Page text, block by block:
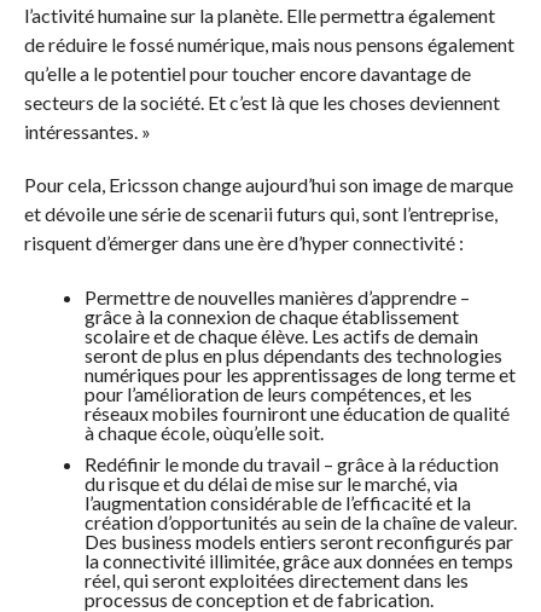
l’activité humaine sur la planète. Elle permettra également
de réduire le fossé numérique, mais nous pensons également
qu’elle a le potentiel pour toucher encore davantage de
secteurs de la société. Et c’est là que les choses deviennent
intéressantes. »
Pour cela, Ericsson change aujourd’hui son image de marque
et dévoile une série de scenarii futurs qui, sont l’entreprise,
risquent d’émerger dans une ère d’hyper connectivité :
Permettre de nouvelles manières d’apprendre –
grâce à la connexion de chaque établissement
scolaire et de chaque élève. Les actifs de demain
seront de plus en plus dépendants des technologies
numériques pour les apprentissages de long terme et
pour l’amélioration de leurs compétences, et les
réseaux mobiles fourniront une éducation de qualité
à chaque école, oùqu’elle soit.
Redéfinir le monde du travail – grâce à la réduction
du risque et du délai de mise sur le marché, via
l’augmentation considérable de l’efficacité et la
création d’opportunités au sein de la chaîne de valeur.
Des business models entiers seront reconfigurés par
la connectivité illimitée, grâce aux données en temps
réel, qui seront exploitées directement dans les
processus de conception et de fabrication.